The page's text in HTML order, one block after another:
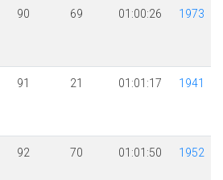
90 69 01:00:26 1973
91 21 01:01:17 1941
92 70 01:01:50 1952